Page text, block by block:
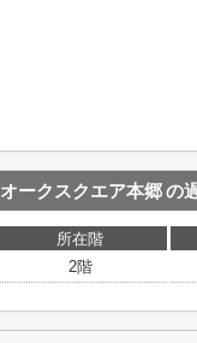
オークスクエア本郷の
所在階
2階